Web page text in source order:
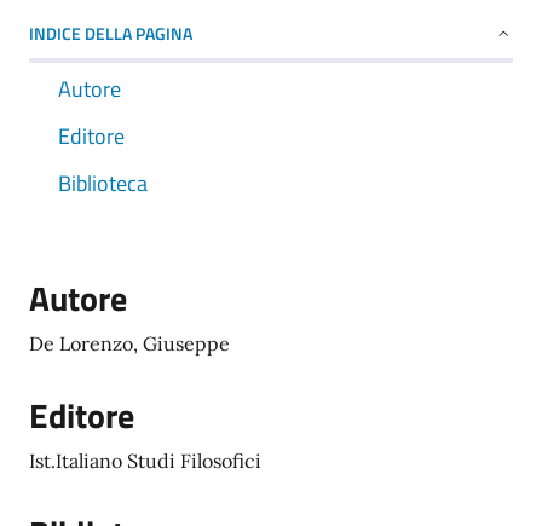
INDICE DELLA PAGINA
Autore
Editore
Biblioteca
Autore
De Lorenzo, Giuseppe
Editore
Ist.Italiano Studi Filosofici